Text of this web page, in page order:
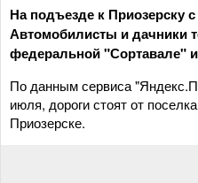
На подъезде к Приозерску
Автомобилисты и дачники
федеральной "Сортавале"
По данным сервиса
июля, дороги стоят от
Приозерске.